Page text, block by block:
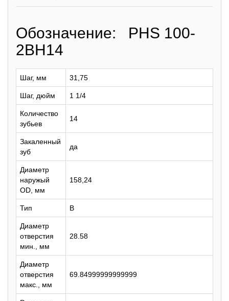
Обозначение: PHS 100-
2BH14
Шаг, мм 31,75
Шаг, дюйм 1 1/4
Количество
зубьев
14
Закаленный
зуб
да
Диаметр
наружый
OD, мм
158,24
Тип B
Диаметр
отверстия
мин., мм
28.58
Диаметр
отверстия
макс., мм
69.84999999999999